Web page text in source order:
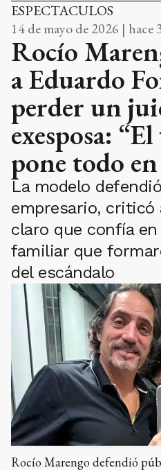
ESPECTACULOS
14 de mayo de 2026 | hace
Rocío
a Eduardo
perder un
exesposa:
pone todo
La modelo
empresario, criticó
claro que confía
familiar que
del escándalo
Rocío Marengo defendió